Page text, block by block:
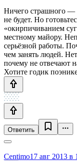
Ничего страшного —
не будет. Но
«окирпичиванием
местному майору.
серьёзной работы.
чем занять людей.
почему не отвечают
Хотите годик
Ответить
Centimo17 авг 2013 в